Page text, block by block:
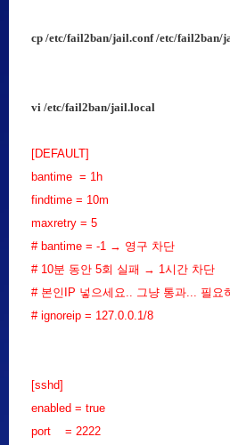
cp /etc/fail2ban/jail.conf /etc/fail2ban/
vi /etc/fail2ban/jail.local
[DEFAULT]
bantime = 1h
findtime = 10m
maxretry = 5
# bantime = -1 → 영구 차단
# 10분 동안 5회 실패 → 1시간 차단
# 본인IP 넣으세요.. 그냥 통과... 필요
# ignoreip = 127.0.0.1/8
[sshd]
enabled = true
port = 2222